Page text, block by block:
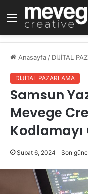
Menü
Anasayfa / DİJİTAL
DİJİTAL PAZARLAMA
Samsun
Mevege
Kodlamayı
Şubat 6, 2024 Son